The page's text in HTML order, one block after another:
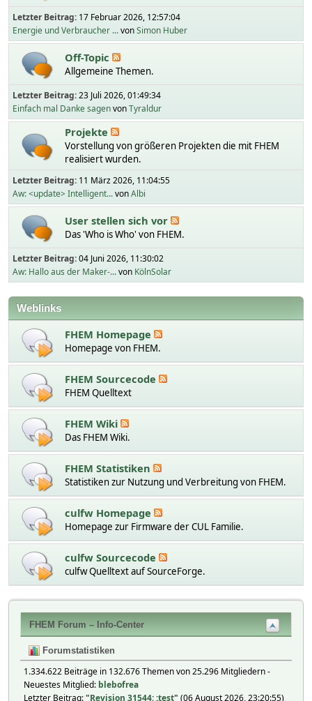
Letzter Beitrag: 17 Februar 2026, 12:57:04
Energie und Verbraucher ...vonSimon Huber
Off-Topic
Allgemeine Themen.
Letzter Beitrag:23 Juli 2026, 01:49:34
Einfach mal Danke sagenvonTyraldur
Projekte
Vorstellung von größeren Projekten die mit FHEM
realisiert wurden.
Letzter Beitrag: 11 März 2026, 11:04:55
Aw: <update> Intelligent...vonAlbi
User stellen sich vor
Das 'Who is Who' von FHEM.
Letzter Beitrag:04 Juni 2026, 11:30:02
Aw: Hallo aus der Maker-...von KölnSolar
Weblinks
FHEM Homepage
Homepage von FHEM.
FHEM Sourcecode
FHEM Quelltext
FHEM Wiki
Das FHEM Wiki.
FHEM Statistiken
Statistiken zur Nutzung und Verbreitung von FHEM.
culfw Homepage
Homepage zur Firmware der CUL Familie.
culfw Sourcecode
culfw Quelltext auf SourceForge.
FHEM Forum – Info-Center
Forumstatistiken
1.334.622 Beiträge in 132.676 Themen von 25.296 Mitgliedern -
Neuestes Mitglied: blebofrea
Letzter Beitrag:"Revision 31544: :test" (06 August 2026, 23:20:55)